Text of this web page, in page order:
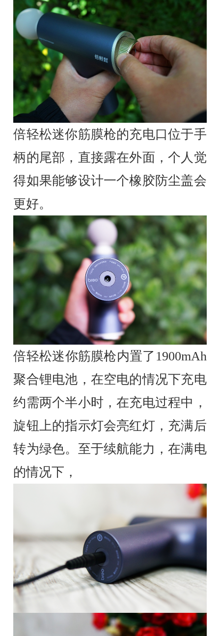
倍轻松迷你筋膜枪的充电口位于手
柄的尾部，直接露在外面，个人觉
得如果能够设计一个橡胶防尘盖会
更好。
倍轻松迷你筋膜枪内置了1900mAh
聚合锂电池，在空电的情况下充电
约需两个半小时，在充电过程中，
旋钮上的指示灯会亮红灯，充满后
转为绿色。至于续航能力，在满电
的情况下，